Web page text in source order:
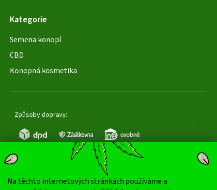
Na těchto internetových stránkách používáme a
Kategorie
Semena konopí
CBD
Konopná kosmetika
Způsoby dopravy:
Oblíbené způsoby platby: